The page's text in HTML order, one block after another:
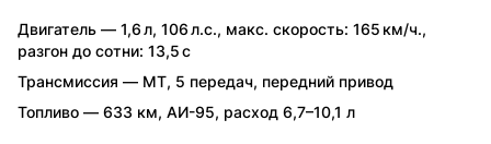
Двигатель — 1,6 л, 106 л.с., макс. скорость: 165 км/ч.,
разгон до сотни: 13,5 с
Трансмиссия — MT, 5 передач, передний привод
Топливо — 633 км, АИ-95, расход 6,7–10,1 л